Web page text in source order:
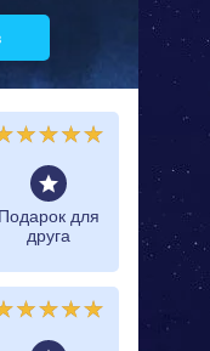
Подарок для
друга
Я
нему
Тельце